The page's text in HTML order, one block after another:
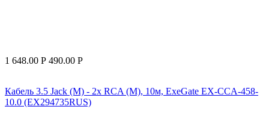
1 648.00 Р 490.00 Р
Кабель 3.5 Jack (M) - 2x RCA (M), 10м, ExeGate EX-CCA-458-
10.0 (EX294735RUS)